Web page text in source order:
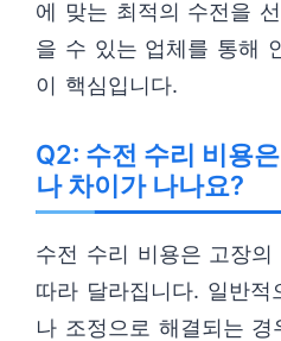
에 맞는 최적의 수전을
을 수 있는 업체를 통해
이 핵심입니다.
Q2: 수전 수리 비용
나 차이가 나나요?
수전 수리 비용은 고장
따라 달라집니다. 일반적
나 조정으로 해결되는